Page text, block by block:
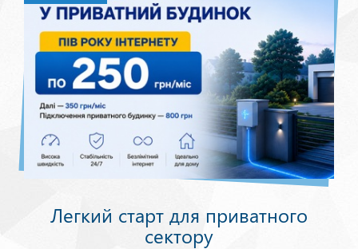
Легкий старт для приватного
сектору